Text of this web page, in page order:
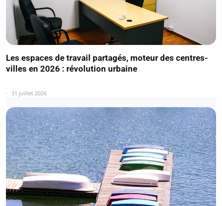
Les espaces de travail partagés, moteur des centres-
villes en 2026 : révolution urbaine
31 juillet 2026